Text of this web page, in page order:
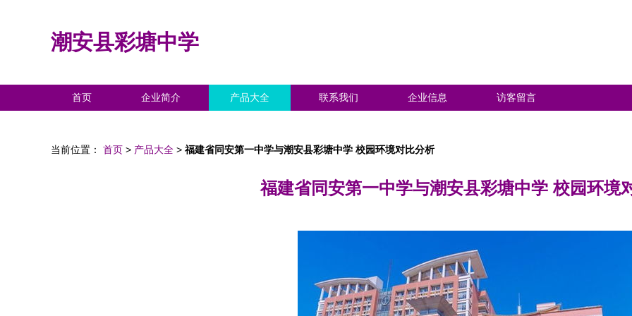
潮安县彩塘中学
首页 企业简介 产品大全 联系我们 企业信息 访客留言
当前位置： 首页 > 产品大全 > 福建省同安第一中学与潮安县彩塘中学 校园环境对比分析
福建省同安第一中学与潮安县彩塘中学 校园环境